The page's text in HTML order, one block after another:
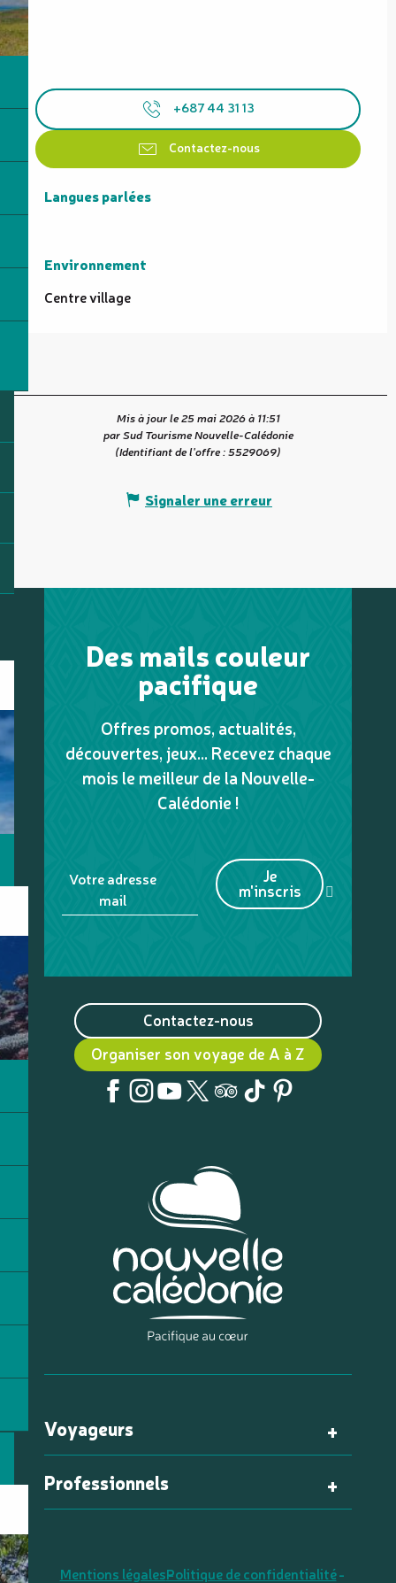
+687 44 31 13
Contactez-nous
Langues parlées
Langues parlées
Environnement
Environnement
Centre village
Mis à jour le 25 mai 2026 à 11:51
par Sud Tourisme Nouvelle-Calédonie
(Identifiant de l'offre :5529069)
Signaler une erreur
Des mails couleur
pacifique
Offres promos, actualités,
découvertes, jeux... Recevez chaque
mois le meilleur de la Nouvelle-
Calédonie !
Votre adresse
mail
Je
m'inscris
Contactez-nous
Organiser son voyage de A à Z
Voyageurs
Professionnels
Mentions légalesPolitique de confidentialité